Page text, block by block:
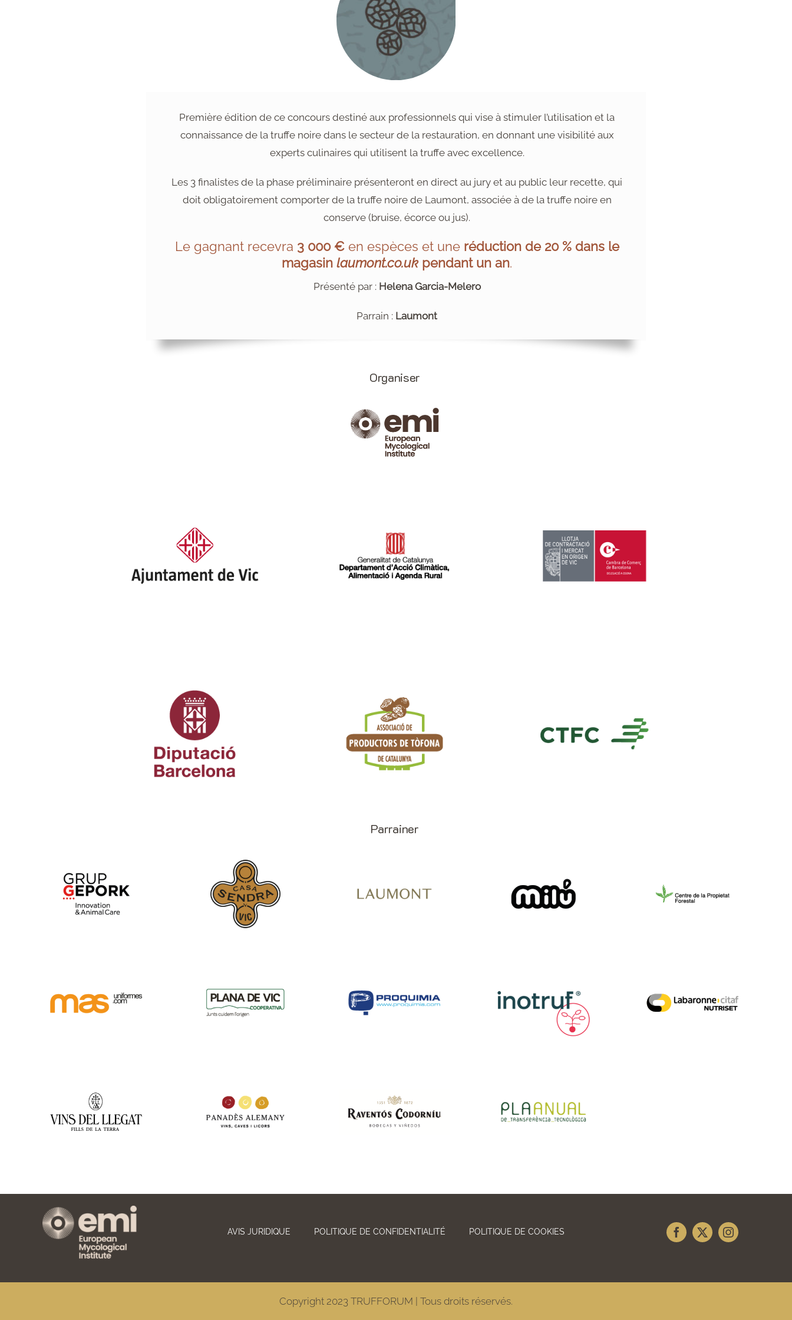
Première édition de ce concours destiné aux professionnels qui vise à stimuler l’utilisation et la
connaissance de la truffe noire dans le secteur de la restauration, en donnant une visibilité aux
experts culinaires qui utilisent la truffe avec excellence.
Les 3 finalistes de la phase préliminaire présenteront en direct au jury et au public leur recette, qui
doit obligatoirement comporter de la truffe noire de Laumont, associée à de la truffe noire en
conserve (bruise, écorce ou jus).
Le gagnant recevra 3 000 €en espèces et une réduction de 20 % dans le
magasin laumont.co.uk pendant un an.
Présenté par : Helena Garcia-Melero
Parrain : Laumont
Organiser
Parrainer
AVIS JURIDIQUE POLITIQUE DE CONFIDENTIALITÉ POLITIQUE DE COOKIES
Copyright 2023 TRUFFORUM | Tous droits réservés.